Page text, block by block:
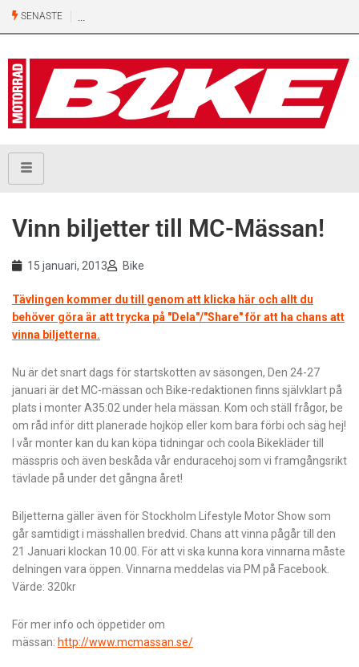
SENASTE
Vinn biljetter till MC-Mässan!
15 januari, 2013 Bike
Tävlingen kommer du till genom att klicka här och allt du
behöver göra är att trycka på "Dela"/"Share" för att ha chans att
vinna biljetterna.
Nu är det snart dags för startskotten av säsongen, Den 24-27
januari är det MC-mässan och Bike-redaktionen finns självklart på
plats i monter A35:02 under hela mässan. Kom och ställ frågor, be
om råd inför ditt planerade hojköp eller kom bara förbi och säg hej!
I vår monter kan du kan köpa tidningar och coola Bikekläder till
mässpris och även beskåda vår enduracehoj som vi framgångsrikt
tävlade på under det gångna året!
Biljetterna gäller även för Stockholm Lifestyle Motor Show som
går samtidigt i mässhallen bredvid. Chans att vinna pågår till den
21 Januari klockan 10.00. För att vi ska kunna kora vinnarna måste
delningen vara öppen. Vinnarna meddelas via PM på Facebook.
Värde: 320kr
För mer info och öppetider om
mässan: http://www.mcmassan.se/